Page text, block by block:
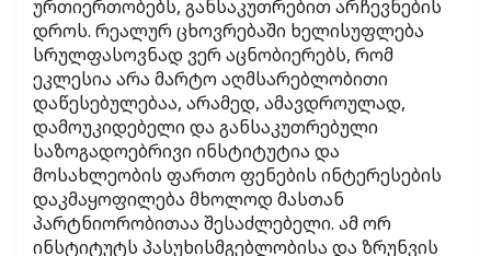
ურთიერთობებს, განსაკუთრებით არჩევნების
დროს. რეალურ ცხოვრებაში ხელისუფლება
სრულფასოვნად ვერ აცნობიერებს, რომ
ეკლესია არა მარტო აღმსარებლობითი
დაწესებულებაა, არამედ, ამავდროულად,
დამოუკიდებელი და განსაკუთრებული
საზოგადოებრივი ინსტიტუტია და
მოსახლეობის ფართო ფენების ინტერესების
დაკმაყოფილება მხოლოდ მასთან
პარტნიორობითაა შესაძლებელი. ამ ორ
ინსტიტუტს პასუხისმგებლობისა და ზრუნვის